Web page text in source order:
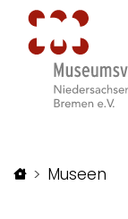
Startseite
Museen